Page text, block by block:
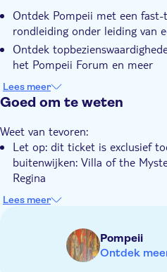
smartphone verder te verkennen.
Skip the line
Entree inbegrepen
Tour met gids
Subject expert guide
E-Voucher
Ontdek Pompeii met een
rondleiding onder leiding van
Ontdek
het Pompeii Forum en meer
Luister naar interessante en
professionele kunsthistoricus
de app, inclusief 130
Lees meer
Goed om te weten
Weet van tevoren:
Let op: dit ticket is exclusief
buitenwijken: Villa of the
Regina
Vóór de tour moet u uw
Na het boeken ontvangt u
downloaden op uw voucher
Lees meer
Pompeii
Ontdek